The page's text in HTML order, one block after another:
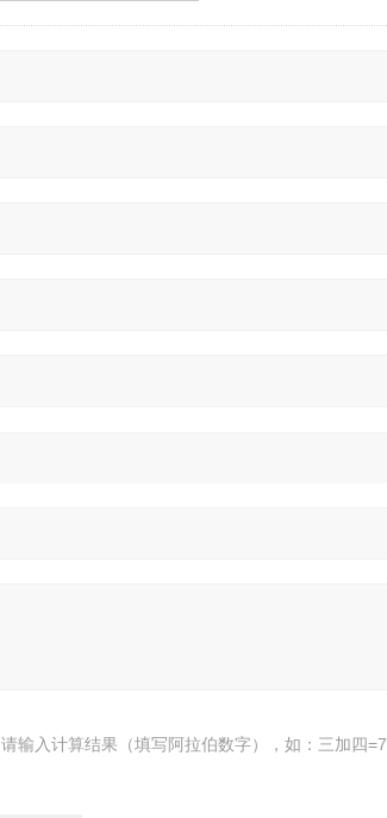
请输入计算结果（填写阿拉伯数字），如：三加四=7